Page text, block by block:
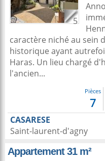
5
caractère niché au sein
historique ayant
Haras. Un lieu chargé
l'ancien...
Pièces
7
CASARESE
Saint-laurent-d'agny
Appartement 31 m²